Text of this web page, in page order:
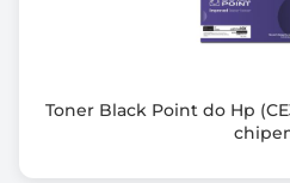
Toner Black Point do Hp